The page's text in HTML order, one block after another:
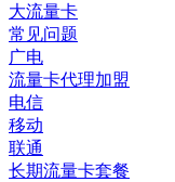
大流量卡
常见问题
广电
流量卡代理加盟
电信
移动
联通
长期流量卡套餐